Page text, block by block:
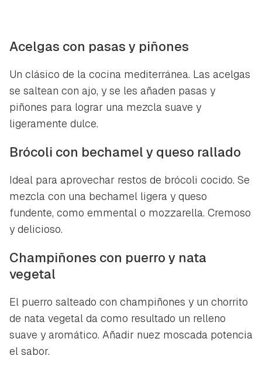
Acelgas con pasas y piñones
Un clásico de la cocina mediterránea. Las acelgas
se saltean con ajo, y se les añaden pasas y
piñones para lograr una mezcla suave y
ligeramente dulce.
Brócoli con bechamel y queso rallado
Ideal para aprovechar restos de brócoli cocido. Se
mezcla con una bechamel ligera y queso
fundente, como emmental o mozzarella. Cremoso
y delicioso.
Champiñones con puerro y nata
vegetal
El puerro salteado con champiñones y un chorrito
de nata vegetal da como resultado un relleno
suave y aromático. Añadir nuez moscada potencia
el sabor.